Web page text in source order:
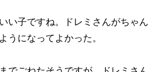
い子ですね。ドレミさんがちゃん
うになってよかった。